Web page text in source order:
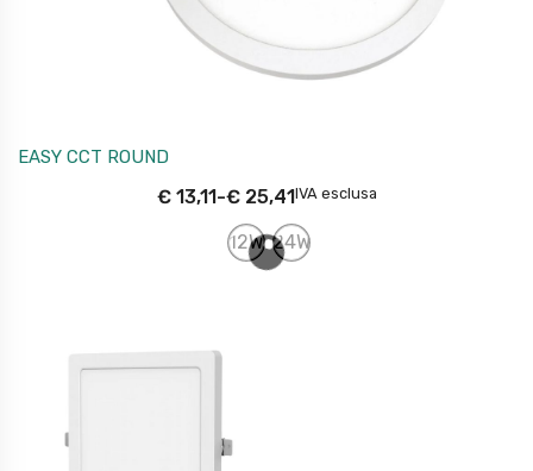
EASY CCT ROUND
€13,11 -€25,41IVA esclusa
12W 24W